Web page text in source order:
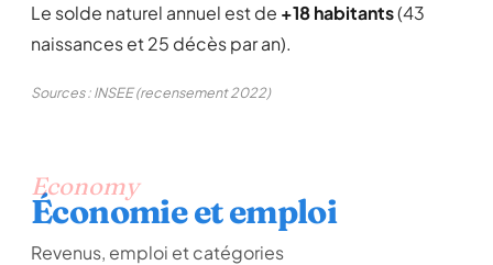
Le solde naturel annuel est de +18 habitants(43
naissances et 25 décès par an).
Sources : INSEE (recensement 2022)
Economy
Économie et emploi
Revenus, emploi et catégories